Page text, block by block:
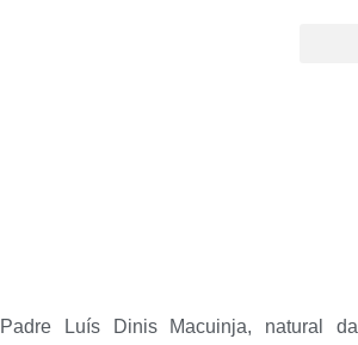
Padre Luís Dinis Macuinja, natural da